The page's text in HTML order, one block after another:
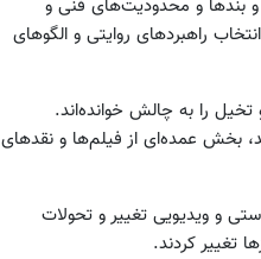
راهبردهای روایتی و الگوهای
را به چالش خوانده‌اند.
بخش عمده‌ای از فیلم‌ها و نقدهای
و ویدیویی تغییر و تحولات
تغییر کردند.